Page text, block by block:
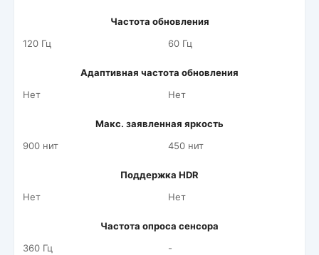
Частота обновления
120 Гц
60 Гц
Адаптивная частота обновления
Нет
Нет
Макс. заявленная яркость
900 нит
450 нит
Поддержка HDR
Нет
Нет
Частота опроса сенсора
360 Гц
-